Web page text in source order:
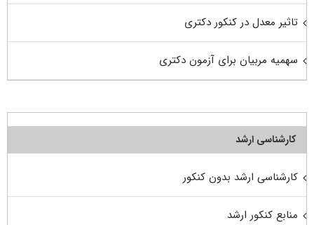
تاثیر معدل در کنکور دکتری
سهمیه مربیان برای آزمون دکتری
کارشناسی ارشد
کارشناسی ارشد بدون کنکور
منابع کنکور ارشد